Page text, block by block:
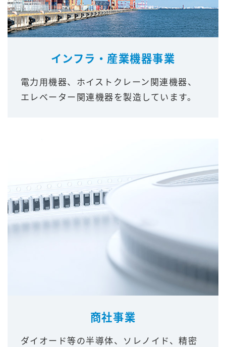
インフラ・産業機器事業
電力用機器、ホイストクレーン関連機器、
エレベーター関連機器を製造しています。
商社事業
ダイオード等の半導体、ソレノイド、精密